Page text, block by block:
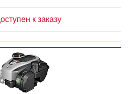
к заказу